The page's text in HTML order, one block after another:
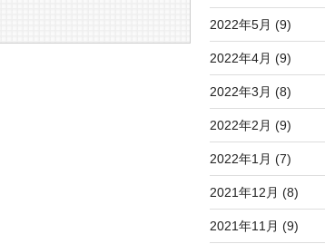
2022年5月 (9)
2022年4月 (9)
2022年3月 (8)
2022年2月 (9)
2022年1月 (7)
2021年12月 (8)
2021年11月 (9)